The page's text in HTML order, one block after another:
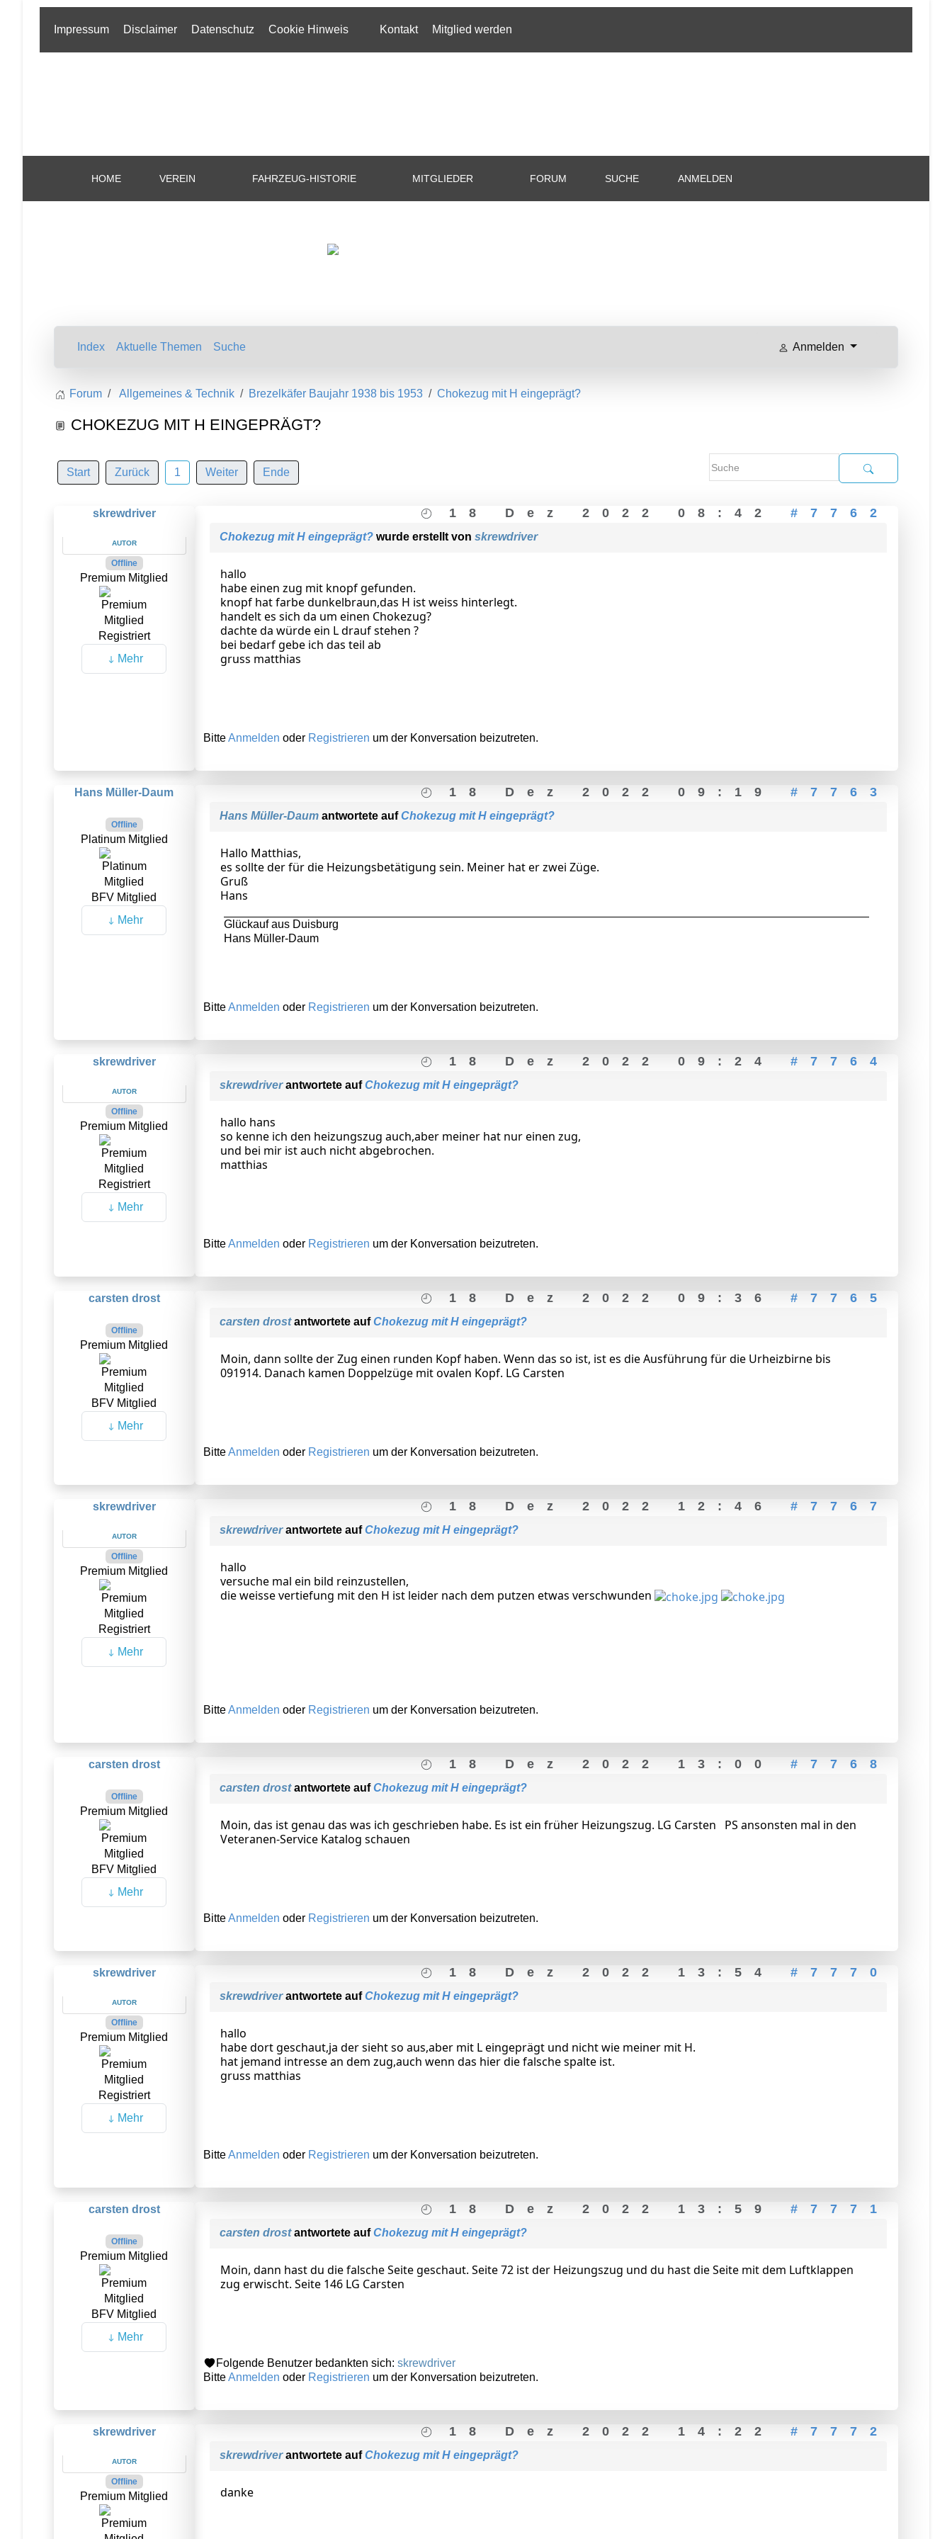
Impressum Disclaimer Datenschutz Cookie Hinweis Kontakt Mitglied werden
HOME VEREIN FAHRZEUG-HISTORIE MITGLIEDER FORUM SUCHE ANMELDEN
Index Aktuelle Themen Suche Anmelden
Forum Allgemeines & Technik Brezelkäfer Baujahr 1938 bis 1953 Chokezug mit H eingeprägt?
CHOKEZUG MIT H EINGEPRÄGT?
Start Zurück 1 Weiter Ende
skrewdriver
AUTOR
Offline
Premium Mitglied
Registriert
Mehr
18 Dez 2022 08:42 #7762
Chokezug mit H eingeprägt?wurde erstellt von skrewdriver
hallo
habe einen zug mit knopf gefunden.
knopf hat farbe dunkelbraun,das H ist weiss hinterlegt.
handelt es sich da um einen Chokezug?
dachte da würde ein L drauf stehen ?
bei bedarf gebe ich das teil ab
gruss matthias
BitteAnmelden oder Registrieren um der Konversation beizutreten.
Hans Müller-Daum
Offline
Platinum Mitglied
BFV Mitglied
Mehr
18 Dez 2022 09:19 #7763
Hans Müller-Daumantwortete aufChokezug mit H eingeprägt?
Hallo Matthias,
es sollte der für die Heizungsbetätigung sein. Meiner hat er zwei Züge.
Gruß
Hans
Glückauf aus Duisburg
Hans Müller-Daum
BitteAnmelden oder Registrieren um der Konversation beizutreten.
skrewdriver
AUTOR
Offline
Premium Mitglied
Registriert
Mehr
18 Dez 2022 09:24 #7764
skrewdriverantwortete aufChokezug mit H eingeprägt?
hallo hans
so kenne ich den heizungszug auch,aber meiner hat nur einen zug,
und bei mir ist auch nicht abgebrochen.
matthias
BitteAnmelden oder Registrieren um der Konversation beizutreten.
carsten drost
Offline
Premium Mitglied
BFV Mitglied
Mehr
18 Dez 2022 09:36 #7765
carsten drostantwortete aufChokezug mit H eingeprägt?
Moin, dann sollte der Zug einen runden Kopf haben. Wenn das so ist, ist es die Ausführung für die Urheizbirne bis
091914. Danach kamen Doppelzüge mit ovalen Kopf. LG Carsten
BitteAnmelden oder Registrieren um der Konversation beizutreten.
skrewdriver
AUTOR
Offline
Premium Mitglied
Registriert
Mehr
18 Dez 2022 12:46 #7767
skrewdriverantwortete aufChokezug mit H eingeprägt?
hallo
versuche mal ein bild reinzustellen,
die weisse vertiefung mit den H ist leider nach dem putzen etwas verschwunden
BitteAnmelden oder Registrieren um der Konversation beizutreten.
carsten drost
Offline
Premium Mitglied
BFV Mitglied
Mehr
18 Dez 2022 13:00 #7768
carsten drostantwortete aufChokezug mit H eingeprägt?
Moin, das ist genau das was ich geschrieben habe. Es ist ein früher Heizungszug. LG Carsten PS ansonsten mal in den
Veteranen-Service Katalog schauen
BitteAnmelden oder Registrieren um der Konversation beizutreten.
skrewdriver
AUTOR
Offline
Premium Mitglied
Registriert
Mehr
18 Dez 2022 13:54 #7770
skrewdriverantwortete aufChokezug mit H eingeprägt?
hallo
habe dort geschaut,ja der sieht so aus,aber mit L eingeprägt und nicht wie meiner mit H.
hat jemand intresse an dem zug,auch wenn das hier die falsche spalte ist.
gruss matthias
BitteAnmelden oder Registrieren um der Konversation beizutreten.
carsten drost
Offline
Premium Mitglied
BFV Mitglied
Mehr
18 Dez 2022 13:59 #7771
carsten drostantwortete aufChokezug mit H eingeprägt?
Moin, dann hast du die falsche Seite geschaut. Seite 72 ist der Heizungszug und du hast die Seite mit dem Luftklappen
zug erwischt. Seite 146 LG Carsten
Folgende Benutzer bedankten sich: skrewdriver
BitteAnmelden oder Registrieren um der Konversation beizutreten.
skrewdriver
AUTOR
Offline
Premium Mitglied
18 Dez 2022 14:22 #7772
skrewdriverantwortete aufChokezug mit H eingeprägt?
danke